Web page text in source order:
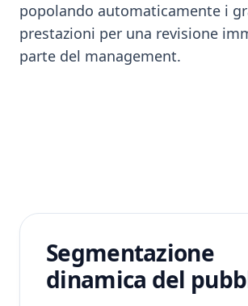
popolando automaticamente i
prestazioni per una revisione
parte del management.
Segmentazione
dinamica del